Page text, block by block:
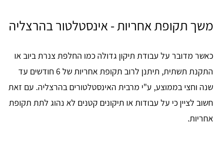
משך תקופת אחריות - אינסטלטור בהרצליה
כאשר מדובר על עבודת תיקון גדולה כמו החלפת צנרת ביוב או
התקנת תשתית, תיתנן לרוב תקופת אחריות של 6 חודשים עד
שנה וחצי בממוצע, ע"י מרבית האינסטלטורים בהרצליה. עם זאת
חשוב לציין כי על עבודות או תיקונים קטנים לא נהוג לתת תקופת
אחריות.